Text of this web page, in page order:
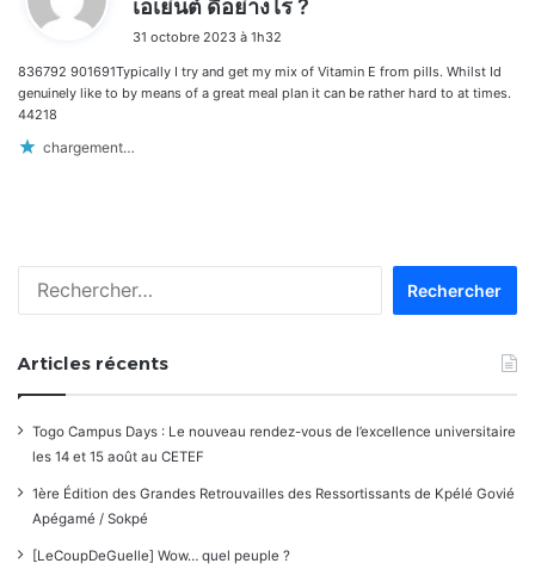
เอเย่นต์ ดีอย่างไร ?
:
31 octobre 2023 à 1h32
836792 901691Typically I try and get my mix of Vitamin E from pills. Whilst Id
genuinely like to by means of a great meal plan it can be rather hard to at times.
44218
chargement…
Articles récents
Togo Campus Days : Le nouveau rendez-vous de l’excellence universitaire
les 14 et 15 août au CETEF
1ère Édition des Grandes Retrouvailles des Ressortissants de Kpélé Govié
Apégamé / Sokpé
[LeCoupDeGuelle] Wow… quel peuple ?